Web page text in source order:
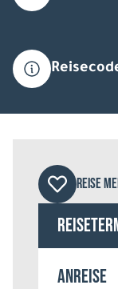
REISE
Anreise